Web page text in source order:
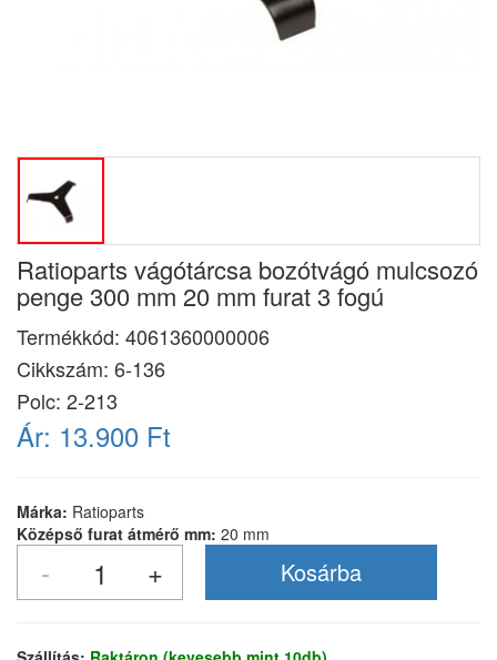
Ratioparts vágótárcsa bozótvágó mulcsozó
penge 300 mm 20 mm furat 3 fogú
Termékkód: 4061360000006
Cikkszám: 6-136
Polc: 2-213
Ár: 13.900 Ft
Márka: Ratioparts
Középső furat átmérő mm: 20 mm